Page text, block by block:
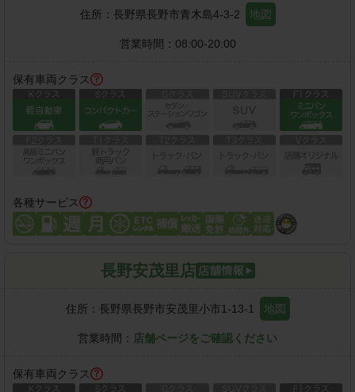
住所： 長野県長野市青木島4-3-2 地図
営業時間： 08:00-20:00
保有車両クラス
各種サービス
長野安茂里店
住所： 長野県長野市安茂里小市1-13-1 地図
営業時間： 店舗ページをご確認ください
保有車両クラス